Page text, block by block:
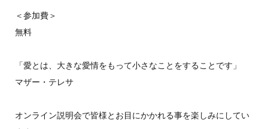
＜参加費＞
無料
「愛とは、大きな愛情をもって小さなことをすることです」
マザー・テレサ
オンライン説明会で皆様とお目にかかれる事を楽しみにしてい